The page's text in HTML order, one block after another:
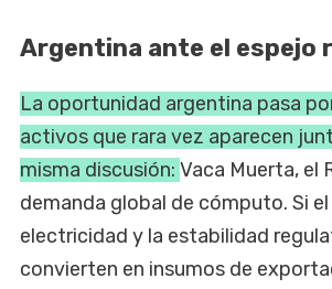
Argentina ante el espejo
La oportunidad argentina pasa
activos que rara vez aparecen
misma discusión: Vaca Muerta, el
demanda global de cómputo. Si el
electricidad y la estabilidad
convierten en insumos de